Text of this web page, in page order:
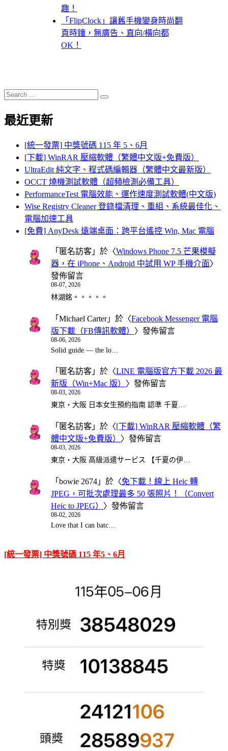
趣！
「FlipClock」讓舊手機變身時尚翻
頁時鐘，無廣告、直向/橫向都
OK！
Search
for:
Search
最近更新
[統一發票] 中獎號碼 115 年 5、6月
[下載] WinRAR 壓縮軟體（繁體中文版+免費版）
UltraEdit 純文字、程式碼編輯器（繁體中文最新版）
OCCT 燒機測試軟體（超頻檢測必備工具）
PerformanceTest 電腦效能、運作速度測試軟體(中文版)
Wise Registry Cleaner 登錄檔清理、重組、系統最佳化、
電腦加速工具
[免費] AnyDesk 遠端桌面：跨平台遙控 Win, Mac 電腦
「 匿名訪客 」於〈Windows Phone 7.5 芒果模擬
器，在 iPhone、Android 中試用 WP 手機介面〉
發佈留言
08-07, 2026
林湖銘。。。。。
「 Michael Carter」於〈Facebook Messenger 電腦
版下載（FB傳訊軟體） 〉發佈留言
08-06, 2026
Solid guide — the lo…
「 匿名訪客 」於〈LINE 電腦版官方下載 2026 最
新版（Win+Mac 版） 〉發佈留言
08-03, 2026
東京・大阪 日本女生預約指南 認準 千夏…
「 匿名訪客 」於〈[下載] WinRAR 壓縮軟體（繁
體中文版+免費版） 〉發佈留言
08-03, 2026
東京・大阪 高級派遣サービス 【千夏の伊…
「 bowie 2674 」於〈免下載！線上 Heic 轉
JPEG，可批次處理最多 50 張照片！（Convert
Heic to JPEG） 〉發佈留言
08-02, 2026
Love that I can batc…
[統一發票] 中獎號碼 115 年5、6月